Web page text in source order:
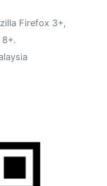
Firefox 3+,
8+.